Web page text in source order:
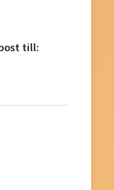
till: